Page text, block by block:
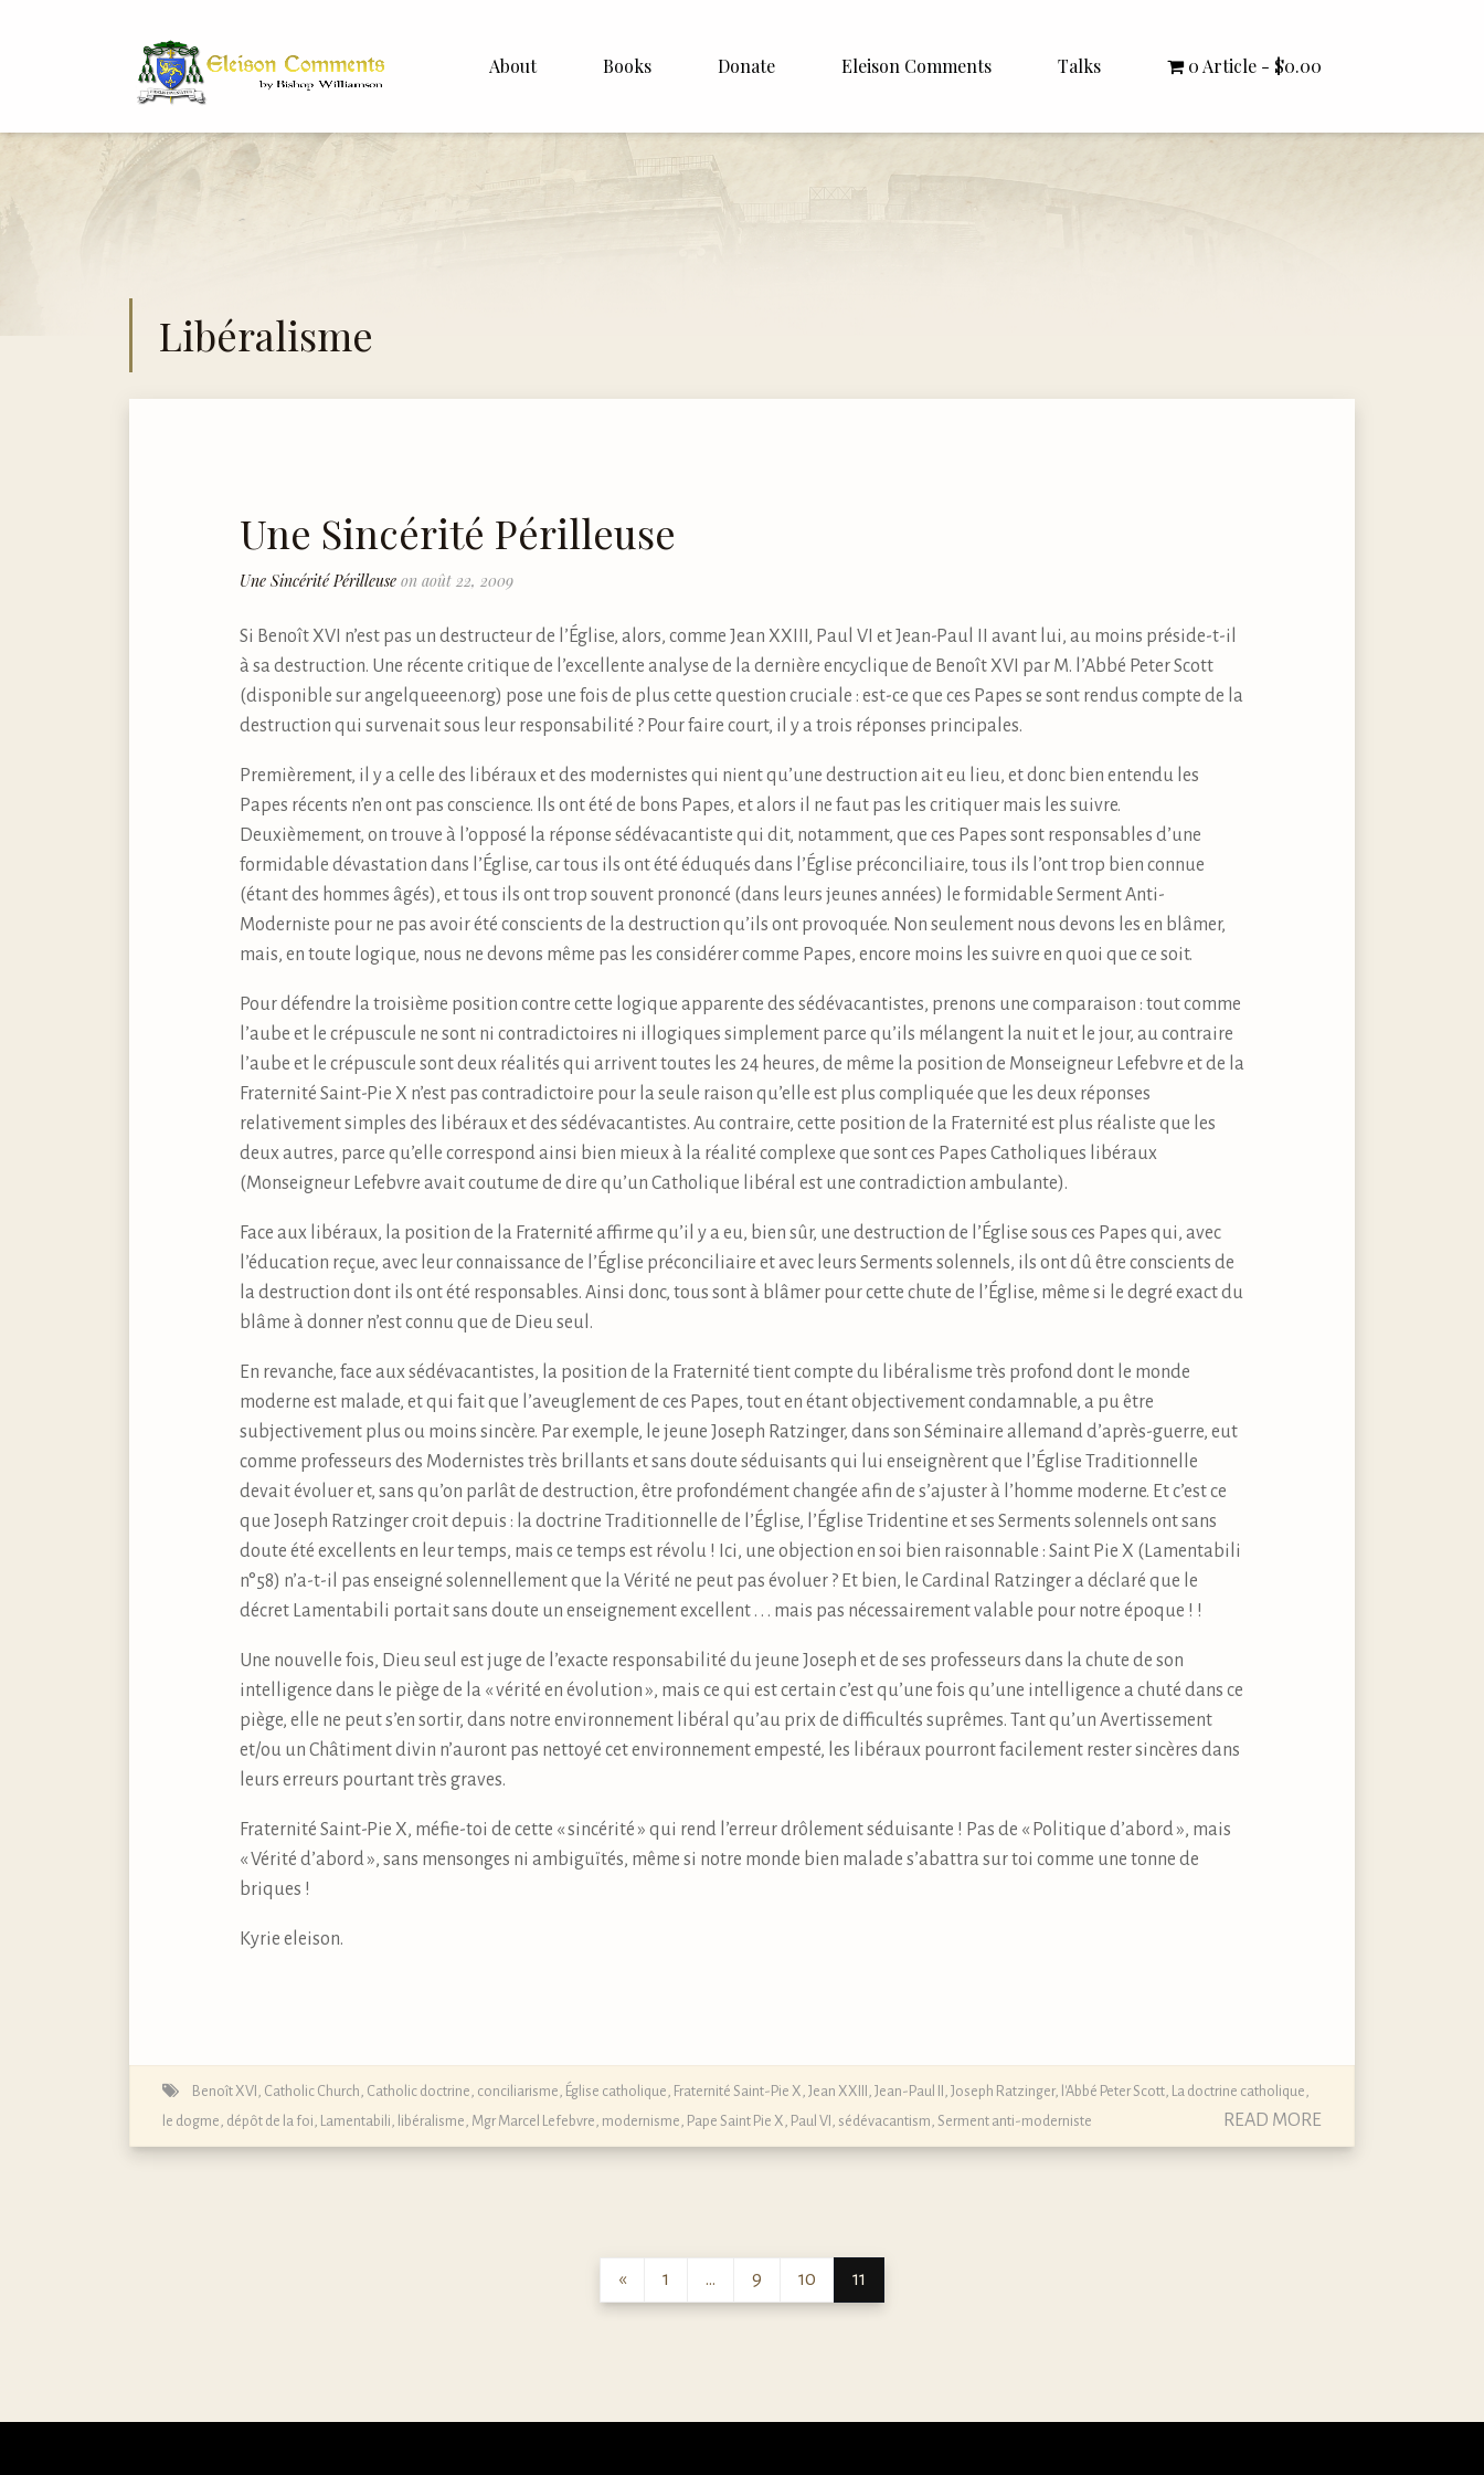
About Books Donate Eleison Comments
Italiano
Talks
Rector Letters
0 Article $0.00
Libéralisme
Une Sincérité Périlleuse
Une Sincérité Périlleuse on août 22, 2009
Si Benoît XVI n’est pas un destructeur de l’Église, alors, comme Jean XXIII, Paul VI et Jean-Paul II avant lui, au moins préside-t-il
à sa destruction. Une récente critique de l’excellente analyse de la dernière encyclique de Benoît XVI par M. l’Abbé Peter Scott
(disponible sur angelqueeen.org) pose une fois de plus cette question cruciale : est-ce que ces Papes se sont rendus compte de la
destruction qui survenait sous leur responsabilité ? Pour faire court, il y a trois réponses principales.
Premièrement, il y a celle des libéraux et des modernistes qui nient qu’une destruction ait eu lieu, et donc bien entendu les
Papes récents n’en ont pas conscience. Ils ont été de bons Papes, et alors il ne faut pas les critiquer mais les suivre.
Deuxièmement, on trouve à l’opposé la réponse sédévacantiste qui dit, notamment, que ces Papes sont responsables d’une
formidable dévastation dans l’Église, car tous ils ont été éduqués dans l’Église préconciliaire, tous ils l’ont trop bien connue
(étant des hommes âgés), et tous ils ont trop souvent prononcé (dans leurs jeunes années) le formidable Serment Anti-
Moderniste pour ne pas avoir été conscients de la destruction qu’ils ont provoquée. Non seulement nous devons les en blâmer,
mais, en toute logique, nous ne devons même pas les considérer comme Papes, encore moins les suivre en quoi que ce soit.
Pour défendre la troisième position contre cette logique apparente des sédévacantistes, prenons une comparaison : tout comme
l’aube et le crépuscule ne sont ni contradictoires ni illogiques simplement parce qu’ils mélangent la nuit et le jour, au contraire
l’aube et le crépuscule sont deux réalités qui arrivent toutes les 24 heures, de même la position de Monseigneur Lefebvre et de la
Fraternité Saint-Pie X n’est pas contradictoire pour la seule raison qu’elle est plus compliquée que les deux réponses
relativement simples des libéraux et des sédévacantistes. Au contraire, cette position de la Fraternité est plus réaliste que les
deux autres, parce qu’elle correspond ainsi bien mieux à la réalité complexe que sont ces Papes Catholiques libéraux
(Monseigneur Lefebvre avait coutume de dire qu’un Catholique libéral est une contradiction ambulante).
Face aux libéraux, la position de la Fraternité affirme qu’il y a eu, bien sûr, une destruction de l’Église sous ces Papes qui, avec
l’éducation reçue, avec leur connaissance de l’Église préconciliaire et avec leurs Serments solennels, ils ont dû être conscients de
la destruction dont ils ont été responsables. Ainsi donc, tous sont à blâmer pour cette chute de l’Église, même si le degré exact du
blâme à donner n’est connu que de Dieu seul.
En revanche, face aux sédévacantistes, la position de la Fraternité tient compte du libéralisme très profond dont le monde
moderne est malade, et qui fait que l’aveuglement de ces Papes, tout en étant objectivement condamnable, a pu être
subjectivement plus ou moins sincère. Par exemple, le jeune Joseph Ratzinger, dans son Séminaire allemand d’après-guerre, eut
comme professeurs des Modernistes très brillants et sans doute séduisants qui lui enseignèrent que l’Église Traditionnelle
devait évoluer et, sans qu’on parlât de destruction, être profondément changée afin de s’ajuster à l’homme moderne. Et c’est ce
que Joseph Ratzinger croit depuis : la doctrine Traditionnelle de l’Église, l’Église Tridentine et ses Serments solennels ont sans
doute été excellents en leur temps, mais ce temps est révolu ! Ici, une objection en soi bien raisonnable : Saint Pie X (Lamentabili
n°58) n’a-t-il pas enseigné solennellement que la Vérité ne peut pas évoluer ? Et bien, le Cardinal Ratzinger a déclaré que le
décret Lamentabili portait sans doute un enseignement excellent . . . mais pas nécessairement valable pour notre époque ! !
Une nouvelle fois, Dieu seul est juge de l’exacte responsabilité du jeune Joseph et de ses professeurs dans la chute de son
intelligence dans le piège de la « vérité en évolution », mais ce qui est certain c’est qu’une fois qu’une intelligence a chuté dans ce
piège, elle ne peut s’en sortir, dans notre environnement libéral qu’au prix de difficultés suprêmes. Tant qu’un Avertissement
et/ou un Châtiment divin n’auront pas nettoyé cet environnement empesté, les libéraux pourront facilement rester sincères dans
leurs erreurs pourtant très graves.
Fraternité Saint-Pie X, méfie-toi de cette « sincérité » qui rend l’erreur drôlement séduisante ! Pas de « Politique d’abord », mais
« Vérité d’abord », sans mensonges ni ambiguïtés, même si notre monde bien malade s’abattra sur toi comme une tonne de
briques !
Kyrie eleison.
Benoît XVI Catholic Church Catholic doctrine conciliarisme Église catholique Fraternité Saint-Pie X Jean XXIII Jean-Paul II Joseph Ratzinger, l'Abbé Peter Scott La doctrine catholique,
le dogme, dépôt de la foi Lamentabili libéralisme Mgr Marcel Lefebvre modernisme Pape Saint Pie X Paul VI sédévacantism Serment anti-moderniste READ MORE
« 1 … 9 10 11